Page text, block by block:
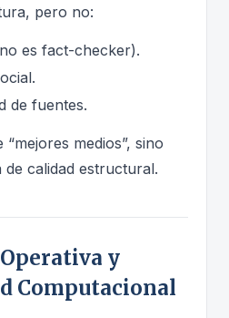
pero no:
es fact-checker).
de fuentes.
medios”, sino
calidad estructural.
y
Computacional